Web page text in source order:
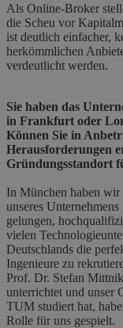
Als Online-Broker
die Scheu vor
ist deutlich einfacher,
herkömmlichen
verdeutlicht werden.
Sie haben das
in Frankfurt oder
Können Sie in
Herausforderungen
Gründungsstandort
In München haben
unseres
gelungen,
vielen
Deutschlands die
Ingenieure zu
Prof. Dr. Stefan
unterrichtet und unser
TUM studiert hat,
Rolle für uns gespielt.